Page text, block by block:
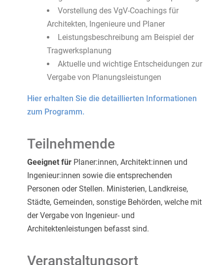
Vorstellung des VgV-Coachings für
Architekten, Ingenieure und Planer
Leistungsbeschreibung am Beispiel der
Tragwerksplanung
Aktuelle und wichtige Entscheidungen zur
Vergabe von Planungsleistungen
Hier erhalten Sie die detaillierten Informationen
zum Programm.
Teilnehmende
Geeignet für Planer:innen, Architekt:innen und
Ingenieur:innen sowie die entsprechenden
Personen oder Stellen. Ministerien, Landkreise,
Städte, Gemeinden, sonstige Behörden, welche mit
der Vergabe von Ingenieur- und
Architektenleistungen befasst sind.
Veranstaltungsort